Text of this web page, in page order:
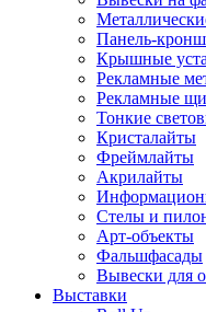
Панель-
Крышные
Рекламные
Рекламные
Тонкие
Кристалайты
Фреймлайты
Акрилайты
Стелы и
Арт-объекты
Фальшфасады
Вывески для
Выставки